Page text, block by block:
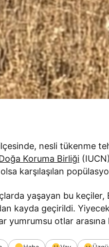
ilçesinde, nesli tükenme
Koruma Birliği
karşılaşılan
yaşayan bu keçiler,
kayda geçirildi.
yumrumsu otlar arasına